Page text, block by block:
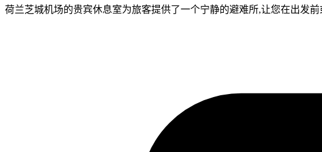
荷兰芝城机场的贵宾休息室为旅客提供了一个宁静的避难所,让您在出发